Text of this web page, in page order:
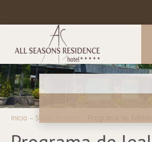
Inicio – Sobre el hotel